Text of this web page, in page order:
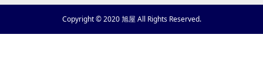
Copyright © 2020 旭屋 All Rights Reserved.